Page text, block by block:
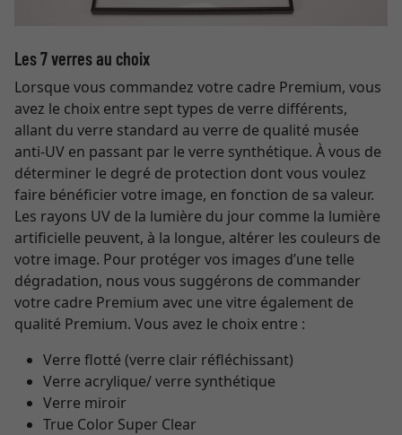
Les 7 verres au choix
Lorsque vous commandez votre cadre Premium, vous
avez le choix entre sept types de verre différents,
allant du verre standard au verre de qualité musée
anti-UV en passant par le verre synthétique. À vous de
déterminer le degré de protection dont vous voulez
faire bénéficier votre image, en fonction de sa valeur.
Les rayons UV de la lumière du jour comme la lumière
artificielle peuvent, à la longue, altérer les couleurs de
votre image. Pour protéger vos images d’une telle
dégradation, nous vous suggérons de commander
votre cadre Premium avec une vitre également de
qualité Premium. Vous avez le choix entre :
Verre flotté (verre clair réfléchissant)
Verre acrylique/ verre synthétique
Verre miroir
True Color Super Clear